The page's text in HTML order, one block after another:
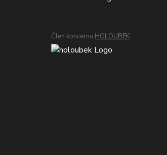
Člen koncernu HOLOUBEK